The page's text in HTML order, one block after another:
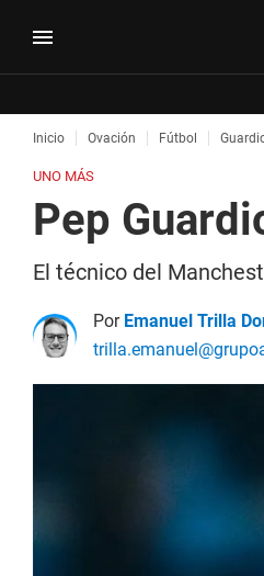
Inicio Ovación Fútbol
UNO MÁS
Pep
El técnico del
Por Emanuel Trilla